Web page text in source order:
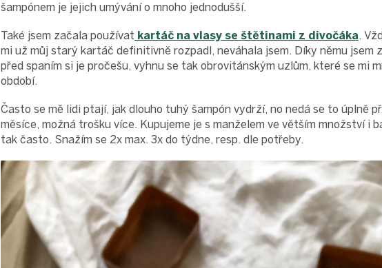
šampónem je jejich umývání o mnoho jednodušší.
Také jsem začala používat kartáč na vlasy se štětinami z divočáka.
mi už můj starý kartáč definitivně rozpadl, neváhala jsem. Díky němu jsem
před spaním si je pročešu, vyhnu se tak obrovitánským uzlům, které se mi
období.
Často se mě lidi ptají, jak dlouho tuhý šampón vydrží, no nedá se to úplně
měsíce, možná trošku více. Kupujeme je s manželem ve větším množství i
tak často. Snažím se 2x max. 3x do týdne, resp. dle potřeby.